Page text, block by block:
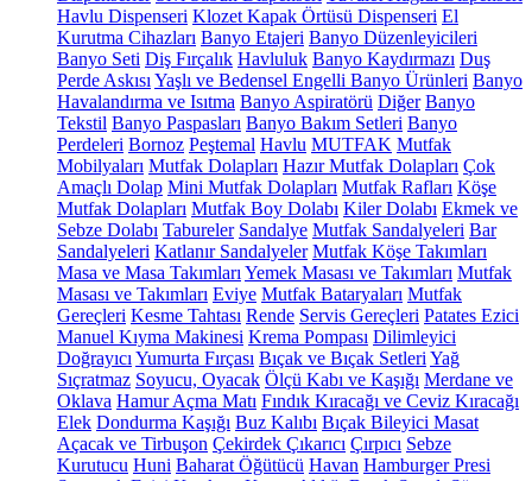
Havlu Dispenseri Klozet Kapak Örtüsü Dispenseri El
Kurutma Cihazları Banyo Etajeri Banyo Düzenleyicileri
Banyo Seti Diş Fırçalık Havluluk Banyo Kaydırmazı Duş
Perde Askısı Yaşlı ve Bedensel Engelli Banyo Ürünleri Banyo
Havalandırma ve Isıtma Banyo Aspiratörü Diğer Banyo
Tekstil Banyo Paspasları Banyo Bakım Setleri Banyo
Perdeleri Bornoz Peştemal Havlu MUTFAK Mutfak
Mobilyaları Mutfak Dolapları Hazır Mutfak Dolapları Çok
Amaçlı Dolap Mini Mutfak Dolapları Mutfak Rafları Köşe
Mutfak Dolapları Mutfak Boy Dolabı Kiler Dolabı Ekmek ve
Sebze Dolabı Tabureler Sandalye Mutfak Sandalyeleri Bar
Sandalyeleri Katlanır Sandalyeler Mutfak Köşe Takımları
Masa ve Masa Takımları Yemek Masası ve Takımları Mutfak
Masası ve Takımları Eviye Mutfak Bataryaları Mutfak
Gereçleri Kesme Tahtası Rende Servis Gereçleri Patates Ezici
Manuel Kıyma Makinesi Krema Pompası Dilimleyici
Doğrayıcı Yumurta Fırçası Bıçak ve Bıçak Setleri Yağ
Sıçratmaz Soyucu, Oyacak Ölçü Kabı ve Kaşığı Merdane ve
Oklava Hamur Açma Matı Fındık Kıracağı ve Ceviz Kıracağı
Elek Dondurma Kaşığı Buz Kalıbı Bıçak Bileyici Masat
Açacak ve Tirbuşon Çekirdek Çıkarıcı Çırpıcı Sebze
Kurutucu Huni Baharat Öğütücü Havan Hamburger Presi